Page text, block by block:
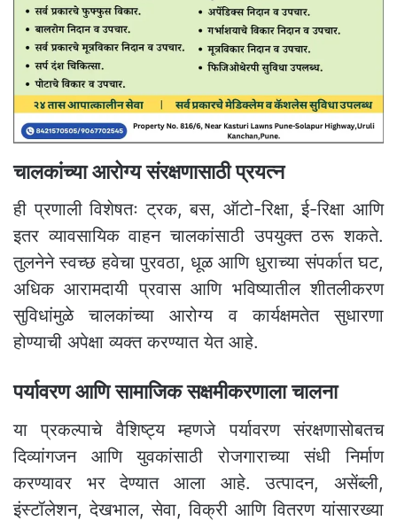
चालकांच्या आरोग्य संरक्षणासाठी प्रयत्न
ही प्रणाली विशेषतः ट्रक, बस, ऑटो-रिक्षा, ई-रिक्षा आणि
इतर व्यावसायिक वाहन चालकांसाठी उपयुक्त ठरू शकते.
तुलनेने स्वच्छ हवेचा पुरवठा, धूळ आणि धुराच्या संपर्कात घट,
अधिक आरामदायी प्रवास आणि भविष्यातील शीतलीकरण
सुविधांमुळे चालकांच्या आरोग्य व कार्यक्षमतेत सुधारणा
होण्याची अपेक्षा व्यक्त करण्यात येत आहे.
पर्यावरण आणि सामाजिक सक्षमीकरणाला चालना
या प्रकल्पाचे वैशिष्ट्य म्हणजे पर्यावरण संरक्षणासोबतच
दिव्यांगजन आणि युवकांसाठी रोजगाराच्या संधी निर्माण
करण्यावर भर देण्यात आला आहे. उत्पादन, असेंब्ली,
इंस्टॉलेशन, देखभाल, सेवा, विक्री आणि वितरण यांसारख्या